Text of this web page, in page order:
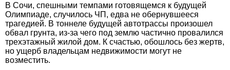
В Сочи, спешными темпами готовящемся к будущей
Олимпиаде, случилось ЧП, едва не обернувшееся
трагедией. В тоннеле будущей автотрассы произошел
обвал грунта, из-за чего под землю частично провалился
трехэтажный жилой дом. К счастью, обошлось без жертв,
но ущерб владельцам недвижимости могут не
возместить.